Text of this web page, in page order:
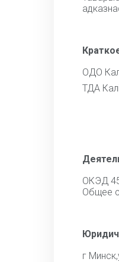
ОДО
ТДА
ОКЭД
Общее
г